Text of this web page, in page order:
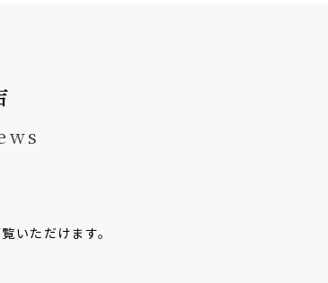
いただけます。